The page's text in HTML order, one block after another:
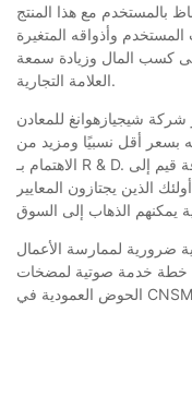
بالمستخدم مع هذا المنتج
وأذواقه المتغيرة
كسب المال وزيادة سمعة
العلامة التجارية.
شيجيازهوانغ للمعادن
بسعر أقل نسبيًا ومزيد من
الاهتمام بـ R & D. لا يمكن تحديد الثورة التكنولوجية إلا لإضافة قيم إلى
الذين يجتازون المعايير
ضرورية لممارسة الأعمال
خطة خدمة صوتية لمضخات